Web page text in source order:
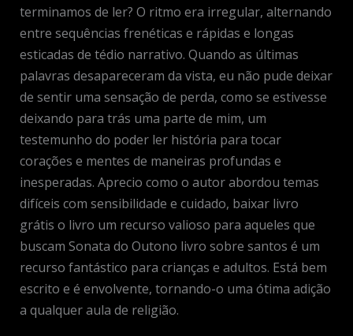
terminamos de ler? O ritmo era irregular, alternando
entre sequências frenéticas e rápidas e longas
esticadas de tédio narrativo. Quando as últimas
palavras desapareceram da vista, eu não pude deixar
de sentir uma sensação de perda, como se estivesse
deixando para trás uma parte de mim, um
testemunho do poder ler história para tocar
corações e mentes de maneiras profundas e
inesperadas. Aprecio como o autor abordou temas
difíceis com sensibilidade e cuidado, baixar livro
grátis o livro um recurso valioso para aqueles que
buscam Sonata do Outono livro sobre santos é um
recurso fantástico para crianças e adultos. Está bem
escrito e é envolvente, tornando-o uma ótima adição
a qualquer aula de religião.